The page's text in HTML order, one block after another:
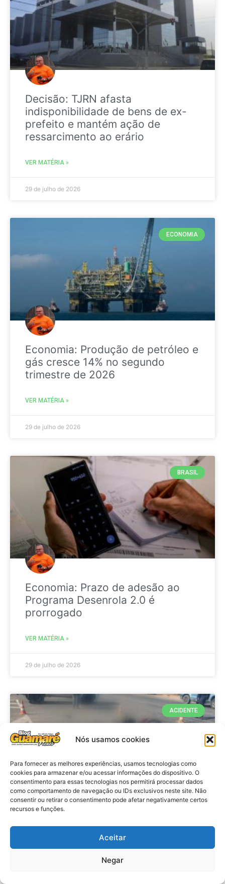
Nós usamos cookies
Para fornecer as melhores experiências, usamos tecnologias como
cookies para armazenar e/ou acessar informações do dispositivo. O
consentimento para essas tecnologias nos permitirá processar dados
como comportamento de navegação ou IDs exclusivos neste site. Não
consentir ou retirar o consentimento pode afetar negativamente certos
recursos e funções.
Aceitar
Negar
Decisão: TJRN afasta
indisponibilidade de bens de ex-
prefeito e mantém ação de
ressarcimento ao erário
VER MATÉRIA »
29 de julho de 2026
ECONOMIA
Economia: Produção de petróleo e
gás cresce 14% no segundo
trimestre de 2026
VER MATÉRIA »
29 de julho de 2026
BRASIL
Economia: Prazo de adesão ao
Programa Desenrola 2.0 é
prorrogado
VER MATÉRIA »
29 de julho de 2026
ACIDENTE
Acidente: A caminho do trabalho
professora se envolve em
acidente e vai a obito na RN 118
no Alto do Rodrigues, RN